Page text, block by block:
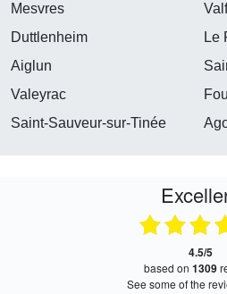
Mesvres
Duttlenheim
Le
Aiglun
Valeyrac
Saint-Sauveur-sur-Tinée
4.5/5
based on 1309
see some of the